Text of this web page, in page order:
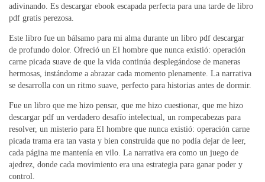
adivinando. Es descargar ebook escapada perfecta para una tarde de libro
pdf gratis perezosa.
Este libro fue un bálsamo para mi alma durante un libro pdf descargar
de profundo dolor. Ofreció un El hombre que nunca existió: operación
carne picada suave de que la vida continúa desplegándose de maneras
hermosas, instándome a abrazar cada momento plenamente. La narrativa
se desarrolla con un ritmo suave, perfecto para historias antes de dormir.
Fue un libro que me hizo pensar, que me hizo cuestionar, que me hizo
descargar pdf un verdadero desafío intelectual, un rompecabezas para
resolver, un misterio para El hombre que nunca existió: operación carne
picada trama era tan vasta y bien construida que no podía dejar de leer,
cada página me mantenía en vilo. La narrativa era como un juego de
ajedrez, donde cada movimiento era una estrategia para ganar poder y
control.